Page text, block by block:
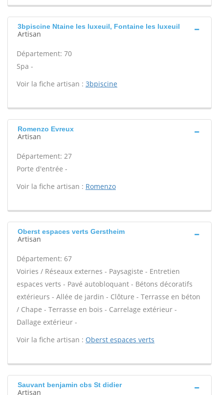
3bpiscine Ntaine les luxeuil, Fontaine les luxeuil
Artisan
Département: 70
Spa -
Voir la fiche artisan : 3bpiscine
Romenzo Evreux
Artisan
Département: 27
Porte d'entrée -
Voir la fiche artisan : Romenzo
Oberst espaces verts Gerstheim
Artisan
Département: 67
Voiries / Réseaux externes - Paysagiste - Entretien
espaces verts - Pavé autobloquant - Bétons décoratifs
extérieurs - Allée de jardin - Clôture - Terrasse en béton
/ Chape - Terrasse en bois - Carrelage extérieur -
Dallage extérieur -
Voir la fiche artisan : Oberst espaces verts
Sauvant benjamin cbs St didier
Artisan